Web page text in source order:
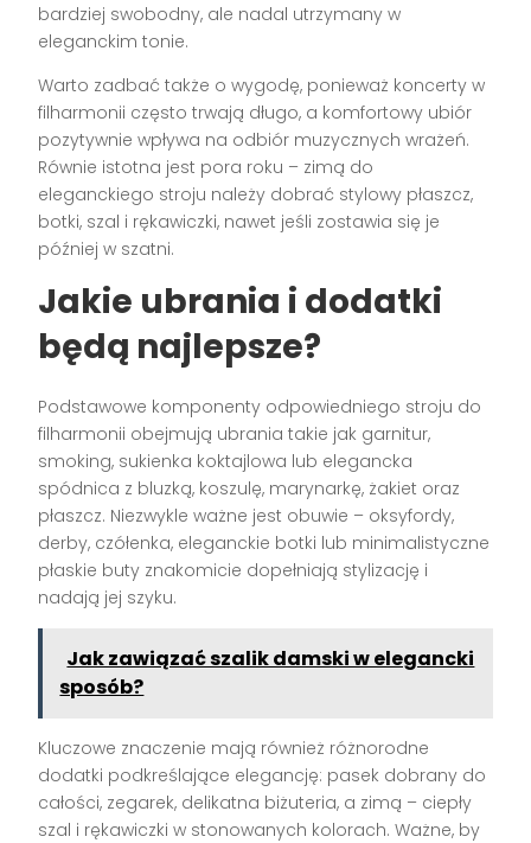
bardziej swobodny, ale nadal utrzymany w
eleganckim tonie.
Warto zadbać także o wygodę, ponieważ koncerty w
filharmonii często trwają długo, a komfortowy ubiór
pozytywnie wpływa na odbiór muzycznych wrażeń.
Równie istotna jest pora roku – zimą do
eleganckiego stroju należy dobrać stylowy płaszcz,
botki, szal i rękawiczki, nawet jeśli zostawia się je
później w szatni.
Jakie ubrania i dodatki
będą najlepsze?
Podstawowe komponenty odpowiedniego stroju do
filharmonii obejmują ubrania takie jak garnitur,
smoking, sukienka koktajlowa lub elegancka
spódnica z bluzką, koszulę, marynarkę, żakiet oraz
płaszcz. Niezwykle ważne jest obuwie – oksyfordy,
derby, czółenka, eleganckie botki lub minimalistyczne
płaskie buty znakomicie dopełniają stylizację i
nadają jej szyku.
Jak zawiązać szalik damski w elegancki
sposób?
Kluczowe znaczenie mają również różnorodne
dodatki podkreślające elegancję: pasek dobrany do
całości, zegarek, delikatna biżuteria, a zimą – ciepły
szal i rękawiczki w stonowanych kolorach. Ważne, by